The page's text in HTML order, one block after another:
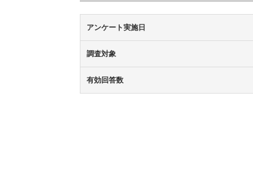
アンケート実施日
調査対象
有効回答数